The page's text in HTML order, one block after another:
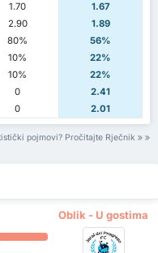
1.70
1.67
2.90
1.89
80%
56%
10%
22%
10%
22%
0
2.41
0 2.01
pojmovi? Pročitajte Rječnik
Oblik - U gostima